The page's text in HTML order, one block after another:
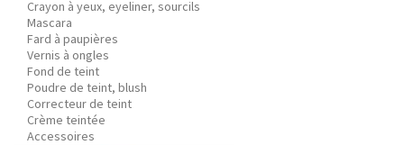
Crayon à yeux, eyeliner, sourcils
Mascara
Fard à paupières
Vernis à ongles
Fond de teint
Poudre de teint, blush
Correcteur de teint
Crème teintée
Accessoires